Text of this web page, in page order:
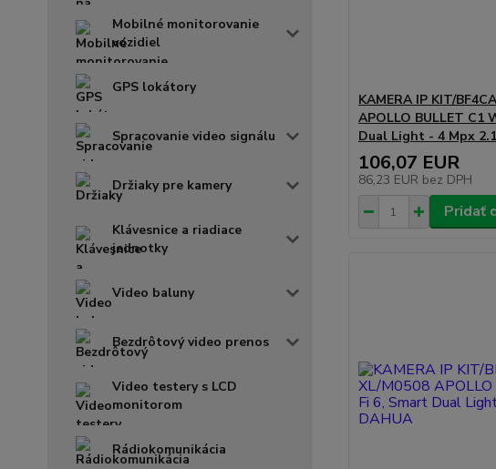
Mobilné monitorovanie
vozidiel
GPS lokátory
Spracovanie video signálu
Držiaky pre kamery
Klávesnice a riadiace
jednotky
Video baluny
Bezdrôtový video prenos
Video testery s LCD
monitorom
Rádiokomunikácia
KAMERA IP KIT/
APOLLO BULLET C1
Dual Light - 4 Mpx
106,07 EUR
86,23 EUR bez DPH
Pridať